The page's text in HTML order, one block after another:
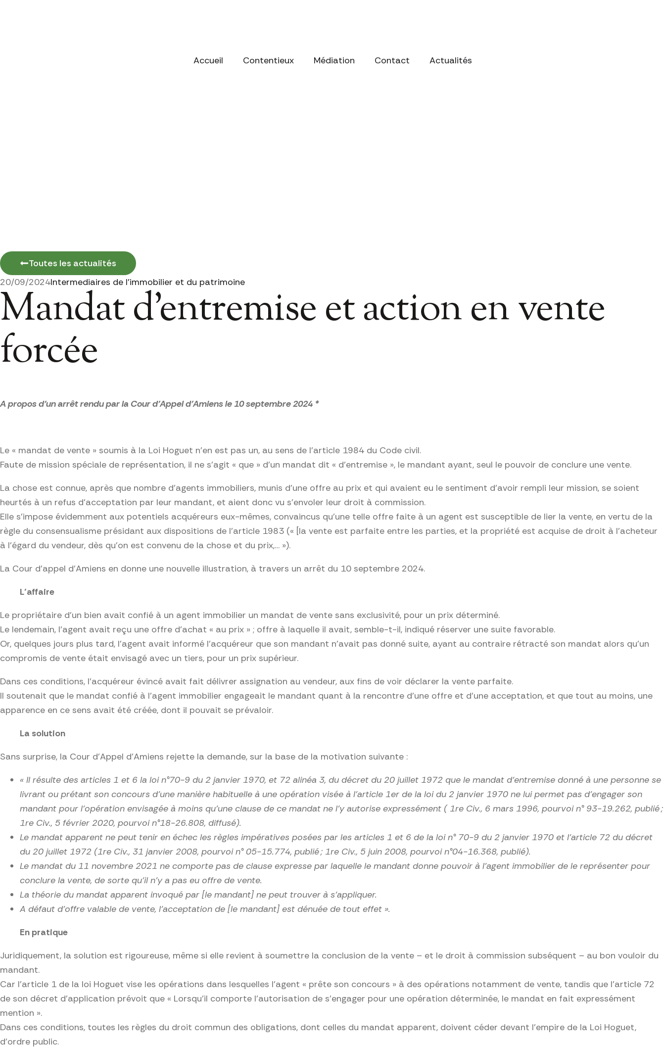
Accueil Contentieux Médiation Contact Actualités
Toutes les actualités
20/09/2024Intermediaires de l'immobilier et du patrimoine
Mandat d’entremise et action en vente
forcée
A propos d’un arrêt rendu par la Cour d’Appel d’Amiens le 10 septembre 2024 *
Le « mandat de vente » soumis à la Loi Hoguet n’en est pas un, au sens de l’article 1984 du Code civil.
Faute de mission spéciale de représentation, il ne s’agit « que » d’un mandat dit « d’entremise », le mandant ayant, seul le pouvoir de conclure une vente.
La chose est connue, après que nombre d’agents immobiliers, munis d’une offre au prix et qui avaient eu le sentiment d’avoir rempli leur mission, se soient
heurtés à un refus d’acceptation par leur mandant, et aient donc vu s’envoler leur droit à commission.
Elle s’impose évidemment aux potentiels acquéreurs eux-mêmes, convaincus qu’une telle offre faite à un agent est susceptible de lier la vente, en vertu de la
règle du consensualisme présidant aux dispositions de l’article 1983 (« [la vente est parfaite entre les parties, et la propriété est acquise de droit à l’acheteur
à l’égard du vendeur, dès qu’on est convenu de la chose et du prix,… »).
La Cour d’appel d’Amiens en donne une nouvelle illustration, à travers un arrêt du 10 septembre 2024.
L’affaire
Le propriétaire d’un bien avait confié à un agent immobilier un mandat de vente sans exclusivité, pour un prix déterminé.
Le lendemain, l’agent avait reçu une offre d’achat « au prix » ; offre à laquelle il avait, semble-t-il, indiqué réserver une suite favorable.
Or, quelques jours plus tard, l’agent avait informé l’acquéreur que son mandant n’avait pas donné suite, ayant au contraire rétracté son mandat alors qu’un
compromis de vente était envisagé avec un tiers, pour un prix supérieur.
Dans ces conditions, l’acquéreur évincé avait fait délivrer assignation au vendeur, aux fins de voir déclarer la vente parfaite.
Il soutenait que le mandat confié à l’agent immobilier engageait le mandant quant à la rencontre d’une offre et d’une acceptation, et que tout au moins, une
apparence en ce sens avait été créée, dont il pouvait se prévaloir.
La solution
Sans surprise, la Cour d’Appel d’Amiens rejette la demande, sur la base de la motivation suivante :
« Il résulte des articles 1 et 6 la loi n°70-9 du 2 janvier 1970, et 72 alinéa 3, du décret du 20 juillet 1972 que le mandat d’entremise donné à une personne se
livrant ou prétant son concours d’une manière habituelle à une opération visée à l’article 1er de la loi du 2 janvier 1970 ne lui permet pas d’engager son
mandant pour l’opération envisagée à moins qu’une clause de ce mandat ne l’y autorise expressément ( 1re Civ., 6 mars 1996, pourvoi n° 93-19.262, publié ;
1re Civ., 5 février 2020, pourvoi n°18-26.808, diffusé).
Le mandat apparent ne peut tenir en échec les règles impératives posées par les articles 1 et 6 de la loi n° 70-9 du 2 janvier 1970 et l’article 72 du décret
du 20 juillet 1972 (1re Civ., 31 janvier 2008, pourvoi n° 05-15.774, publié ; 1re Civ., 5 juin 2008, pourvoi n°04-16.368, publié).
Le mandat du 11 novembre 2021 ne comporte pas de clause expresse par laquelle le mandant donne pouvoir à l’agent immobilier de le représenter pour
conclure la vente, de sorte qu’il n’y a pas eu offre de vente.
La théorie du mandat apparent invoqué par [le mandant] ne peut trouver à s’appliquer.
A défaut d’offre valable de vente, l’acceptation de [le mandant] est dénuée de tout effet ».
En pratique
Juridiquement, la solution est rigoureuse, même si elle revient à soumettre la conclusion de la vente – et le droit à commission subséquent – au bon vouloir du
mandant.
Car l’article 1 de la loi Hoguet vise les opérations dans lesquelles l’agent « prête son concours » à des opérations notamment de vente, tandis que l’article 72
de son décret d’application prévoit que « Lorsqu’il comporte l’autorisation de s’engager pour une opération déterminée, le mandat en fait expressément
mention ».
Dans ces conditions, toutes les règles du droit commun des obligations, dont celles du mandat apparent, doivent céder devant l’empire de la Loi Hoguet,
d’ordre public.